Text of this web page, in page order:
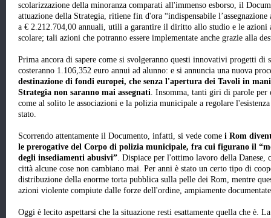
scolarizzazione della minoranza comparati all'immenso esborso, il
attuazione della Strategia, ritiene fin d'ora “indispensabile
a € 2.212.704,00 annuali, utili a garantire il diritto allo studio e le azioni
scolare; tali azioni che potranno essere implementate anche grazie alla
Prima ancora di sapere come si svolgeranno questi innovativi progetti di
costeranno 1.106,352 euro annui ad alunno: e si annuncia una nuova
destinazione di fondi europei, che senza l'apertura dei Tavoli in
Strategia non saranno mai assegnati. Insomma, tanti giri di parole per
come al solito le associazioni e la polizia municipale a regolare
stato.
Scorrendo attentamente il Documento, infatti, si vede come i Rom
le prerogative del Corpo di polizia municipale, fra cui figurano il
degli insediamenti abusivi”. Dispiace per l'ottimo lavoro della Danese,
città alcune cose non cambiano mai. Per anni è stato un certo tipo di
distribuzione della enorme torta pubblica sulla pelle dei Rom, mentre
azioni violente compiute dalle forze dell'ordine, ampiamente
Oggi è lecito aspettarsi che la situazione resti esattamente quella che è.